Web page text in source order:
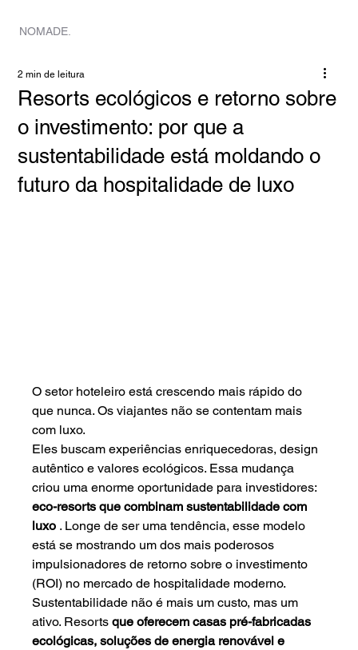
NOMADE.
Resorts ecológicos e retorno sobre
o investimento: por que a
sustentabilidade está moldando o
futuro da hospitalidade de luxo
2 min de leitura
O setor hoteleiro está crescendo mais rápido do
que nunca. Os viajantes não se contentam mais
com luxo.
Eles buscam experiências enriquecedoras, design
autêntico e valores ecológicos. Essa mudança
criou uma enorme oportunidade para investidores:
eco-resorts que combinam sustentabilidade com
luxo . Longe de ser uma tendência, esse modelo
está se mostrando um dos mais poderosos
impulsionadores de retorno sobre o investimento
(ROI) no mercado de hospitalidade moderno.
Sustentabilidade não é mais um custo, mas um
ativo. Resorts que oferecem casas pré-fabricadas
ecológicas, soluções de energia renovável e